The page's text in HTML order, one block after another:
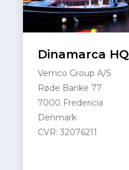
Dinamarca HQ
Vemco Group A/S
Røde Banke 77
7000 Fredericia
Denmark
CVR: 32076211